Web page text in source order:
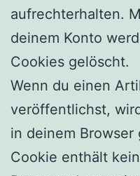
aufrechterhalten.
deinem Konto
Cookies gelöscht.
Wenn du einen
veröffentlichst,
in deinem
Cookie enthält